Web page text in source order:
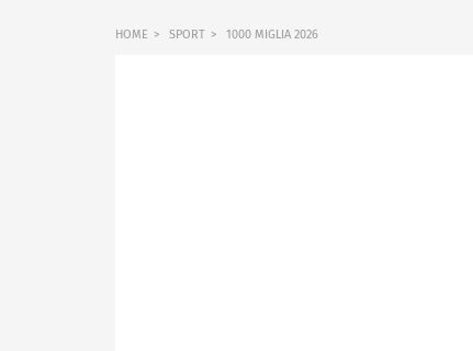
HOME SPORT 1000 MIGLIA 2026